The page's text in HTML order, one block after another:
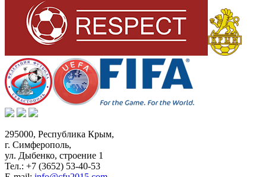
295000, Республика Крым,
г. Симферополь,
ул. Дыбенко, строение 1
Тел.: +7 (3652) 53-40-53